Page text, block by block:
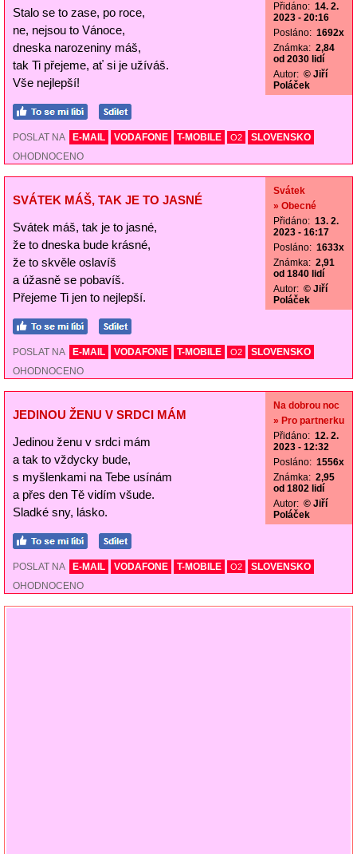
Stalo se to zase, po roce,
ne, nejsou to Vánoce,
dneska narozeniny máš,
tak Ti přejeme, ať si je užíváš.
Vše nejlepší!
Přidáno: 14. 2.
2023 - 20:16
Posláno: 1692x
Známka: 2,84
od 2030 lidí
Autor: © Jiří
Poláček
POSLAT NA E-MAIL VODAFONE T-MOBILE O2
SLOVENSKO
OHODNOCENO
SVÁTEK MÁŠ, TAK JE TO JASNÉ
Svátek máš, tak je to jasné,
že to dneska bude krásné,
že to skvěle oslavíš
a úžasně se pobavíš.
Přejeme Ti jen to nejlepší.
Svátek
» Obecné
Přidáno: 13. 2.
2023 - 16:17
Posláno: 1633x
Známka: 2,91
od 1840 lidí
Autor: © Jiří
Poláček
POSLAT NA E-MAIL VODAFONE T-MOBILE O2
SLOVENSKO
OHODNOCENO
JEDINOU ŽENU V SRDCI MÁM
Jedinou ženu v srdci mám
a tak to vždycky bude,
s myšlenkami na Tebe usínám
a přes den Tě vidím všude.
Sladké sny, lásko.
Na dobrou noc
» Pro partnerku
Přidáno: 12. 2.
2023 - 12:32
Posláno: 1556x
Známka: 2,95
od 1802 lidí
Autor: © Jiří
Poláček
POSLAT NA E-MAIL VODAFONE T-MOBILE O2
SLOVENSKO
OHODNOCENO